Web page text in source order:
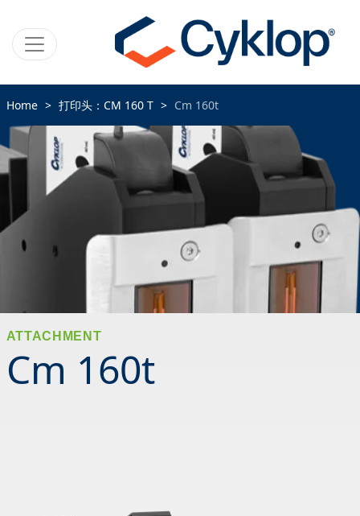
Home 打印头：CM 160 T Cm 160t
ATTACHMENT
Cm 160t